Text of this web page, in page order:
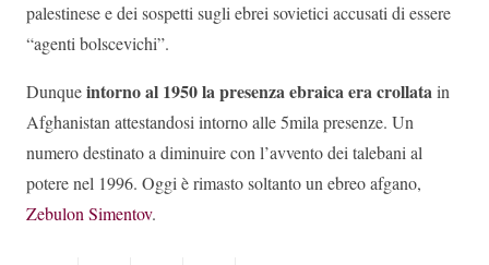
palestinese e dei sospetti sugli ebrei sovietici accusati di essere
“agenti bolscevichi”.
Dunqueintorno al 1950 la presenza ebraica era crollatain
Afghanistan attestandosi intorno alle 5mila presenze. Un
numero destinato a diminuire con l’avvento dei talebani al
potere nel 1996. Oggi è rimasto soltanto un ebreo afgano,
Zebulon Simentov.